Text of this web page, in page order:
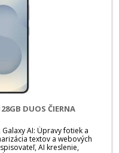
DUOS ČIERNA
AI: Úpravy fotiek a
textov a webových
AI kreslenie,